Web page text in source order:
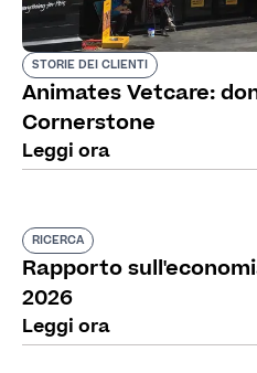
STORIE DEI CLIENTI
Animates Vetcare:
Cornerstone
Leggi ora
RICERCA
Rapporto
2026
Leggi ora